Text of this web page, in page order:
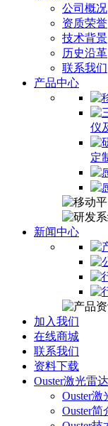
公司概况
资质荣誉
技术背景
历史沿革
联系我们
产品中心
仪
定
新闻中心
加入我们
在线商城
联系我们
资料下载
Ouster激光雷达
Ouster激
Ouster简